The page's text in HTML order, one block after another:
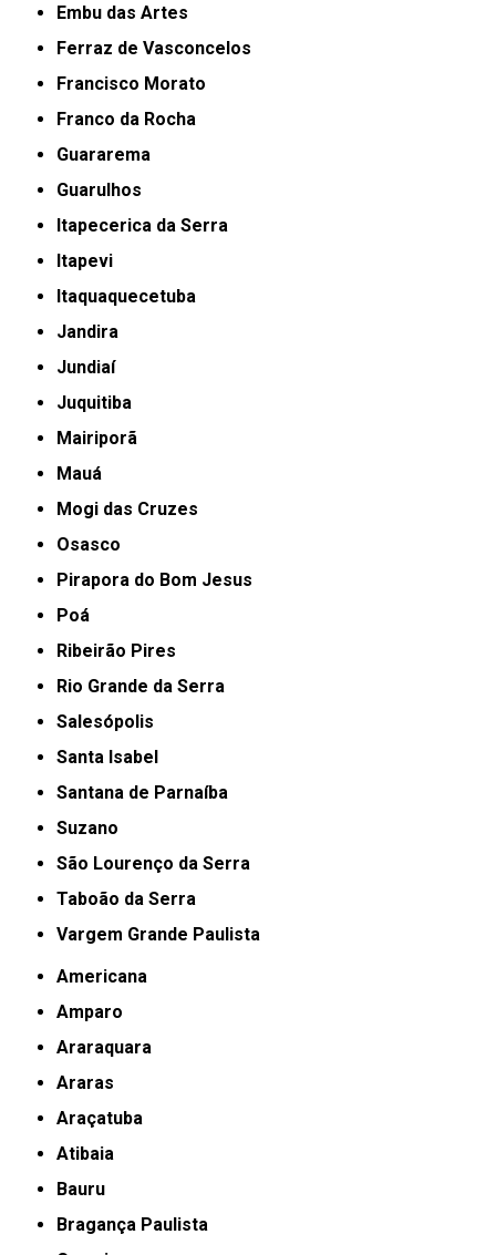
Embu das Artes
Ferraz de Vasconcelos
Francisco Morato
Franco da Rocha
Guararema
Guarulhos
Itapecerica da Serra
Itapevi
Itaquaquecetuba
Jandira
Jundiaí
Juquitiba
Mairiporã
Mauá
Mogi das Cruzes
Osasco
Pirapora do Bom Jesus
Poá
Ribeirão Pires
Rio Grande da Serra
Salesópolis
Santa Isabel
Santana de Parnaíba
Suzano
São Lourenço da Serra
Taboão da Serra
Vargem Grande Paulista
Americana
Amparo
Araraquara
Araras
Araçatuba
Atibaia
Bauru
Bragança Paulista